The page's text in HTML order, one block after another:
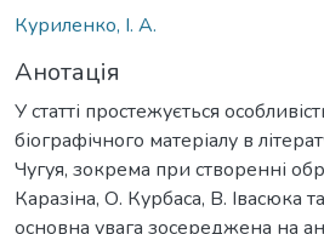
Куриленко, І. А.
Анотація
У статті простежується
біографічного матеріалу в
Чугуя, зокрема при створенні
Каразіна, О. Курбаса, В. Івасюка
основна увага зосереджена на